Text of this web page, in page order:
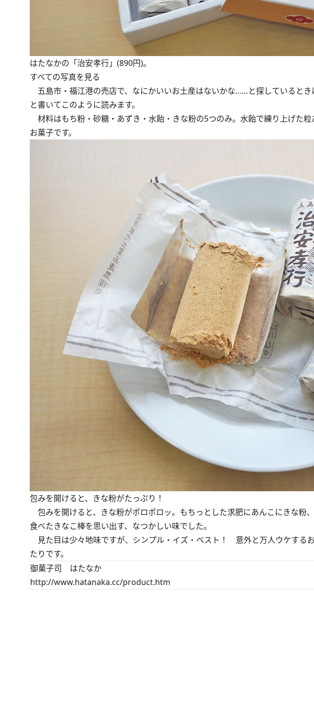
はたなかの「治安孝行」(890円)。
すべての写真を見る
五島市・福江港の売店で、なにかいいお土産はないかな……と探していると
と書いてこのように読みます。
材料はもち粉・砂糖・あずき・水飴・きな粉の5つのみ。水飴で練り上げた
お菓子です。
包みを開けると、きな粉がたっぷり！
包みを開けると、きな粉がポロポロッ。もちっとした求肥にあんこにきな粉
食べたきなこ棒を思い出す、なつかしい味でした。
見た目は少々地味ですが、シンプル・イズ・ベスト！ 意外と万人ウケする
たりです。
御菓子司 はたなか
http://www.hatanaka.cc/product.htm